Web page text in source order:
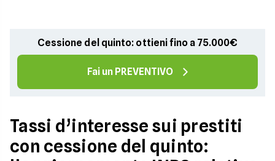
Cessione del quinto: ottieni fino a 75.000€
Fai un PREVENTIVO
Tassi d’interesse sui prestiti
con cessione del quinto: